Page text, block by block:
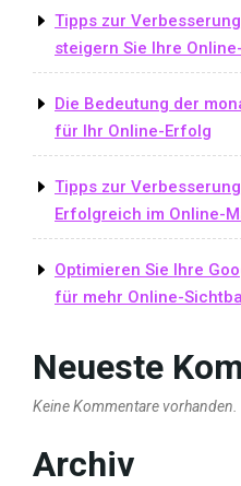
Tipps zur
steigern Sie Ihre
Die Bedeutung der
für Ihr Online-Erfolg
Tipps zur
Erfolgreich im Online-
Optimieren Sie Ihre
für mehr Online-
Neueste
Keine Kommentare vorhanden.
Archiv